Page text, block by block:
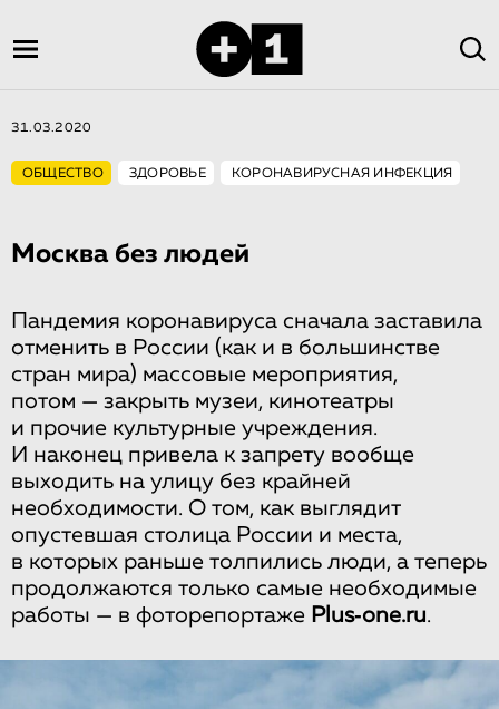
31.03.2020
ОБЩЕСТВО ЗДОРОВЬЕ КОРОНАВИРУСНАЯ ИНФЕКЦИЯ
Москва без людей
Пандемия коронавируса сначала заставила
отменить в России (как и в большинстве
стран мира) массовые мероприятия,
потом — закрыть музеи, кинотеатры
и прочие культурные учреждения.
И наконец привела к запрету вообще
выходить на улицу без крайней
необходимости. О том, как выглядит
опустевшая столица России и места,
в которых раньше толпились люди, а теперь
продолжаются только самые необходимые
работы — в фоторепортаже Plus‑one.ru.